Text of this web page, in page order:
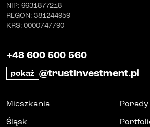
NIP: 6631877218
REGON: 381244959
KRS: 0000747790
+48 600 500 560
pokaż @trustinvestment.pl
Mieszkania
Śląsk
Porady